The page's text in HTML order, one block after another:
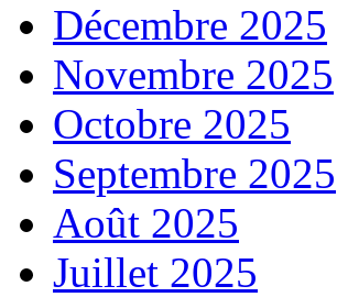
Décembre 2025
Novembre 2025
Octobre 2025
Septembre 2025
Août 2025
Juillet 2025